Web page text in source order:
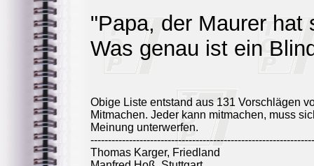
"Papa, der Maurer hat
Was genau ist ein
Obige Liste entstand aus 131 Vorschlägen
Mitmachen. Jeder kann mitmachen, muss
Meinung unterwerfen.
Thomas Karger, Friedland